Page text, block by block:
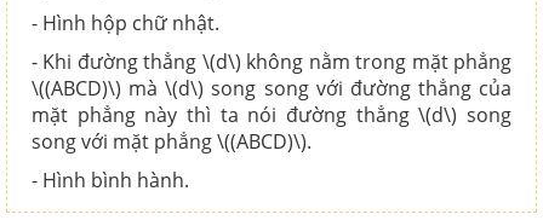
- Hình hộp chữ nhật.
- Khi đường thẳng \(d\) không nằm trong mặt phẳng
\((ABCD)\) mà \(d\) song song với đường thẳng của
mặt phẳng này thì ta nói đường thẳng \(d\) song
song với mặt phẳng \((ABCD)\).
- Hình bình hành.